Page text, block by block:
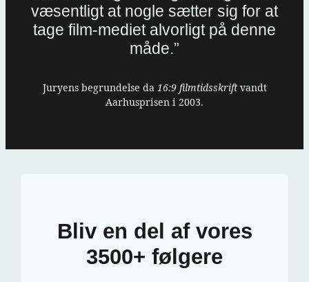
væsentligt at nogle sætter sig for at
tage film-mediet alvorligt på denne
måde.”
Juryens begrundelse da 16:9 filmtidsskriftvandt
Aarhusprisen i 2003.
Bliv en del af vores
3500+ følgere